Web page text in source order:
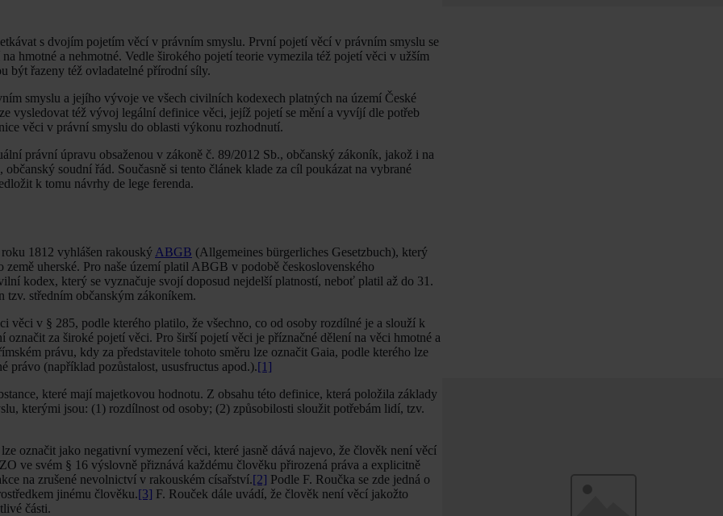
s dvojím pojetím věcí v právním smyslu. První pojetí věcí v právním smyslu se
hmotné a nehmotné. Vedle širokého pojetí teorie vymezila též pojetí věci v užším
být řazeny též ovladatelné přírodní síly.
smyslu a jejího vývoje ve všech civilních kodexech platných na území České
vysledovat též vývoj legální definice věci, jejíž pojetí se mění a vyvíjí dle potřeb
věci v právní smyslu do oblasti výkonu rozhodnutí.
právní úpravu obsaženou v zákoně č. 89/2012 Sb., občanský zákoník, jakož i na
soudní řád. Současně si tento článek klade za cíl poukázat na vybrané
k tomu návrhy de lege ferenda.
1812 vyhlášen rakouský ABGB (Allgemeines bürgerliches Gesetzbuch), který
uherské. Pro naše území platil ABGB v podobě československého
kodex, který se vyznačuje svojí doposud nejdelší platností, neboť platil až do 31.
tzv. středním občanským zákoníkem.
v § 285, podle kterého platilo, že všechno, co od osoby rozdílné je a slouží k
za široké pojetí věci. Pro širší pojetí věci je příznačné dělení na věci hmotné a
právu, kdy za představitele tohoto směru lze označit Gaia, podle kterého lze
právo (například pozůstalost, ususfructus apod.).[1]
které mají majetkovou hodnotu. Z obsahu této definice, která položila základy
kterými jsou: (1) rozdílnost od osoby; (2) způsobilosti sloužit potřebám lidí, tzv.
označit jako negativní vymezení věci, které jasně dává najevo, že člověk není věcí
ve svém § 16 výslovně přiznává každému člověku přirozená práva a explicitně
na zrušené nevolnictví v rakouském císařství.[2] Podle F. Roučka se zde jedná o
jinému člověku.[3] F. Rouček dále uvádí, že člověk není věcí jakožto
části.